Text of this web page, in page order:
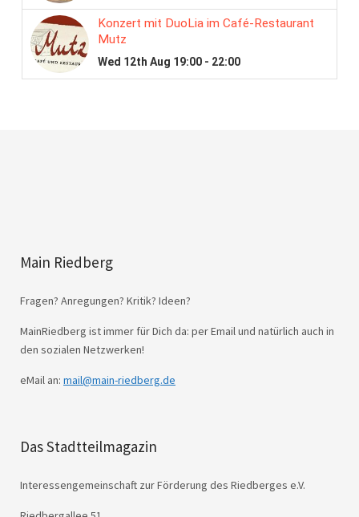
Main Riedberg
Fragen? Anregungen? Kritik? Ideen?
MainRiedberg ist immer für Dich da: per Email und natürlich auch in
den sozialen Netzwerken!
eMail an: mail@main-riedberg.de
Das Stadtteilmagazin
Interessengemeinschaft zur Förderung des Riedberges e.V.